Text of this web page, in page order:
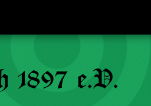
1897 e.V.